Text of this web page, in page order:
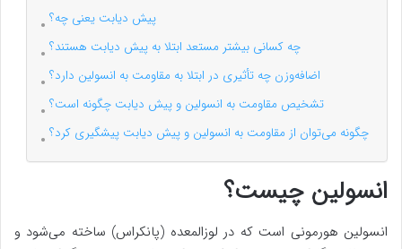
پیش دیابت یعنی چه؟
چه کسانی بیشتر مستعد ابتلا به پیش دیابت هستند؟
اضافه‌وزن چه تأثیری در ابتلا به مقاومت به انسولین دارد؟
تشخیص مقاومت به انسولین و پیش دیابت چگونه است؟
چگونه می‌توان از مقاومت به انسولین و پیش دیابت پیشگیری کرد؟
انسولین چیست؟
انسولین هورمونی است که در لوزالمعده (پانکراس) ساخته می‌شود و